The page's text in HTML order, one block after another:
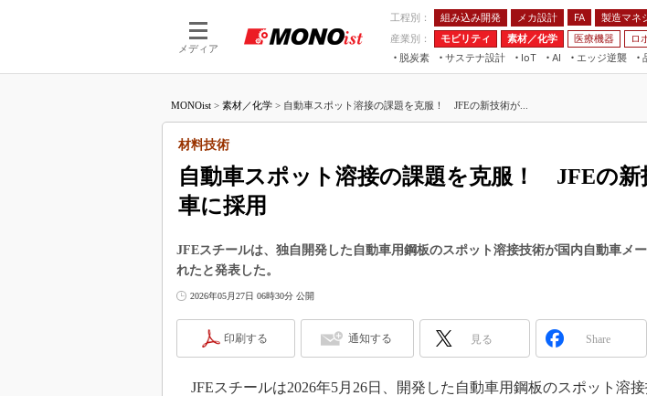
メディア
工程別： 組み込み開発 メカ設計 FA 製造マネ
産業別：
モビリティ 素材／化学 医療機器 ロ
脱炭素
サステナ設計
IoT
つながる工場
AI
AI×設備保全
エッジ逆襲
JIMTOF
IIFES
TECHNO-FRONTIER
EdgeTech+
組み込み画像技術
車載ソフト開発
ISO26262
無償設計ツール
MONOist > 素材／化学 > 自動車スポット溶接の課題を克服！ JFEの新技術が...
自動車スポット溶接の課題を克服！ JFEの新
車に採用
材料技術
JFEスチールは、独自開発した自動車用鋼板のスポット溶接技術が国内自動車メ
れたと発表した。
2026年05月27日 06時30分 公開
印刷する 通知する 見る Share
JFEスチールは2026年5月26日、開発した自動車用鋼板のスポット溶